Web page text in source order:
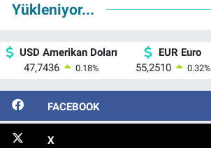
Yükleniyor...
USD Amerikan Doları
47,7436
0.18%
EUR Euro
55,2510
0.32%
FACEBOOK
X